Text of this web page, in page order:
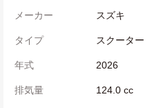
メーカー スズキ
タイプ スクーター
年式 2026
排気量 124.0 cc